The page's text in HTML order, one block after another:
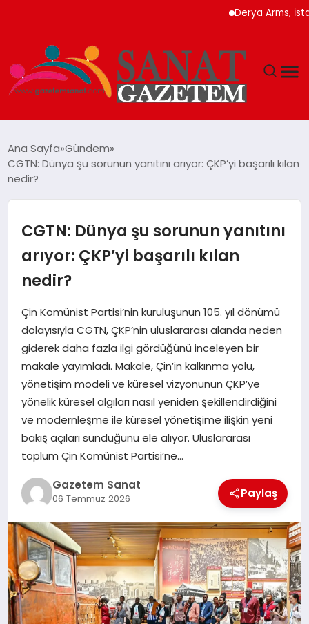
Derya Arms, İstanbul
TEKNOLOJI
YAŞAM
EKONOMI
SAĞLIK
DÜNYA
EĞITIM
Ana Sayfa Gündem
CGTN: Dünya şu sorunun yanıtını arıyor: ÇKP’yi başarılı kılan
nedir?
CGTN: Dünya şu sorunun yanıtını
arıyor: ÇKP’yi başarılı kılan
nedir?
Çin Komünist Partisi’nin kuruluşunun 105. yıl dönümü
dolayısıyla CGTN, ÇKP’nin uluslararası alanda neden
giderek daha fazla ilgi gördüğünü inceleyen bir
makale yayımladı. Makale, Çin’in kalkınma yolu,
yönetişim modeli ve küresel vizyonunun ÇKP’ye
yönelik küresel algıları nasıl yeniden şekillendirdiğini
ve modernleşme ile küresel yönetişime ilişkin yeni
bakış açıları sunduğunu ele alıyor. Uluslararası
toplum Çin Komünist Partisi’ne…
Gazetem Sanat
06 Temmuz 2026 Paylaş